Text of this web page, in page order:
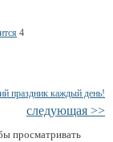
4
следующая >>
просматривать